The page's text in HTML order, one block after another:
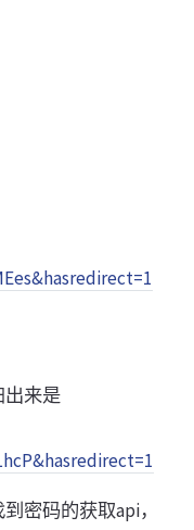
出来是
密码的获取api，